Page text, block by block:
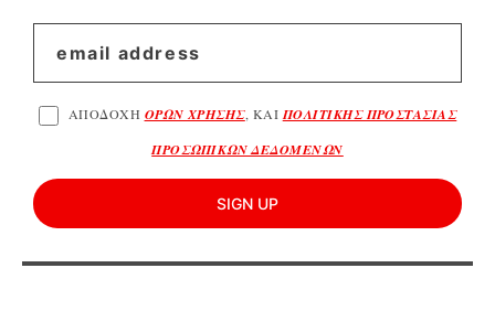
ΑΠΟΔΟΧΗ ΟΡΩΝ ΧΡΗΣΗΣ, ΚΑΙ ΠΟΛΙΤΙΚΗΣ ΠΡΟΣΤΑΣΙΑΣ
ΠΡΟΣΩΠΙΚΩΝ ΔΕΔΟΜΕΝΩΝ
SIGN UP